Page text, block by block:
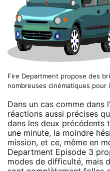
Fire Department propose des
nombreuses cinématiques pour
Dans un cas comme dans
réactions aussi précises
dans les deux précédents
une minute, la moindre
mission, et ce, même en
Department Episode 3
modes de difficulté, mais